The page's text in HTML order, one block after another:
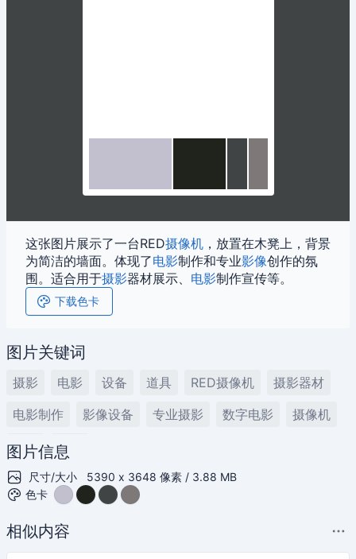
这张图片展示了一台RED摄像机 ，放置在木凳上，背景
为简洁的墙面。体现了电影制作和专业影像创作的氛
围。适合用于摄影器材展示、 电影制作宣传等。
下载色卡
图片关键词
摄影 电影 设备 道具 RED摄像机
摄影器材
电影制作
影像设备 专业摄影 数字电影
摄像机
视频
影像
图片信息
尺寸/大小
5390 x 3648 像素 / 3.88 MB
色卡
相似内容